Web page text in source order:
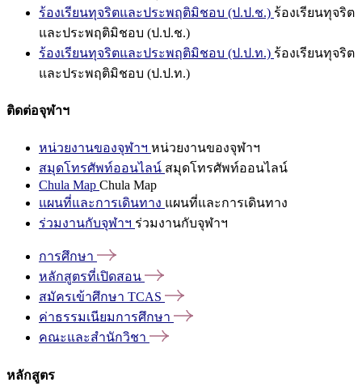
ร้องเรียนทุจริตและประพฤติมิชอบ (ป.ป.ช.) ร้องเรียนทุจริต
และประพฤติมิชอบ (ป.ป.ช.)
ร้องเรียนทุจริตและประพฤติมิชอบ (ป.ป.ท.) ร้องเรียนทุจริต
และประพฤติมิชอบ (ป.ป.ท.)
ติดต่อจุฬาฯ
หน่วยงานของจุฬาฯ หน่วยงานของจุฬาฯ
สมุดโทรศัพท์ออนไลน์ สมุดโทรศัพท์ออนไลน์
Chula Map Chula Map
แผนที่และการเดินทาง แผนที่และการเดินทาง
ร่วมงานกับจุฬาฯ ร่วมงานกับจุฬาฯ
การศึกษา
หลักสูตรที่เปิดสอน
สมัครเข้าศึกษา TCAS
ค่าธรรมเนียมการศึกษา
คณะและสำนักวิชา
หลักสูตร